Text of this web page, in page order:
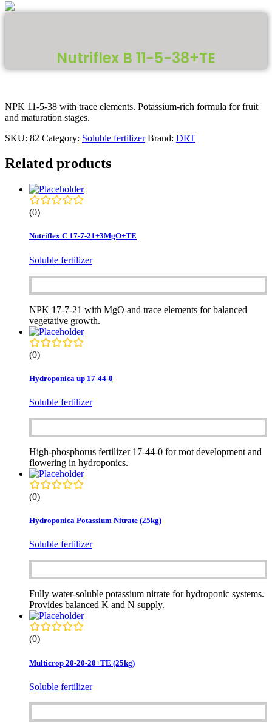
Nutriflex B 11-5-38+TE
NPK 11-5-38 with trace elements. Potassium-rich formula for fruit
and maturation stages.
SKU: 82 Category: Soluble fertilizer Brand: DRT
Related products
(0)
Nutriflex C 17-7-21+3MgO+TE
Soluble fertilizer
NPK 17-7-21 with MgO and trace elements for balanced
vegetative growth.
(0)
Hydroponica up 17-44-0
Soluble fertilizer
High-phosphorus fertilizer 17-44-0 for root development and
flowering in hydroponics.
(0)
Hydroponica Potassium Nitrate (25kg)
Soluble fertilizer
Fully water-soluble potassium nitrate for hydroponic systems.
Provides balanced K and N supply.
(0)
Multicrop 20-20-20+TE (25kg)
Soluble fertilizer